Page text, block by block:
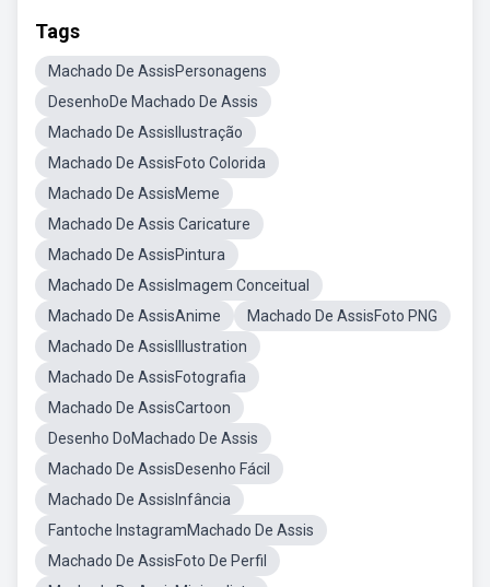
Tags
Machado De AssisPersonagens
DesenhoDe Machado De Assis
Machado De AssisIlustração
Machado De AssisFoto Colorida
Machado De AssisMeme
Machado De Assis Caricature
Machado De AssisPintura
Machado De AssisImagem Conceitual
Machado De AssisAnime
Machado De AssisFoto PNG
Machado De AssisIllustration
Machado De AssisFotografia
Machado De AssisCartoon
Desenho DoMachado De Assis
Machado De AssisDesenho Fácil
Machado De AssisInfância
Fantoche InstagramMachado De Assis
Machado De AssisFoto De Perfil